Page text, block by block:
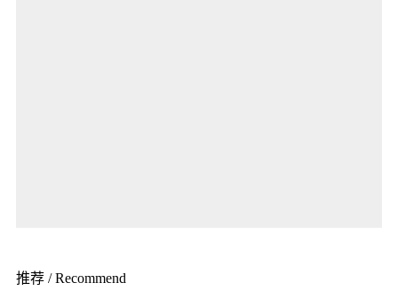
推荐 / Recommend